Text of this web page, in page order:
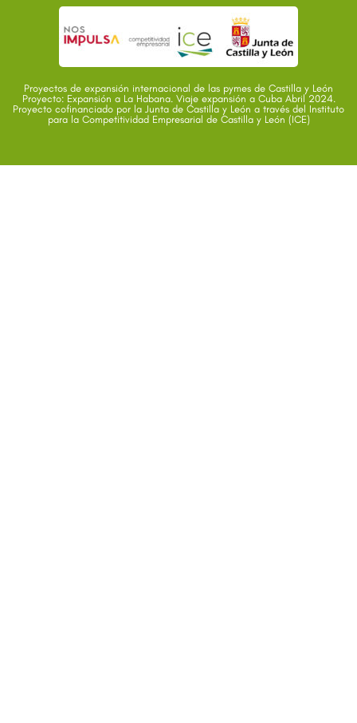
Proyectos de expansión internacional de las pymes de Castilla y León
Proyecto: Expansión a La Habana. Viaje expansión a Cuba Abril 2024.
Proyecto cofinanciado por la Junta de Castilla y León a través del Instituto
para la Competitividad Empresarial de Castilla y León (ICE)